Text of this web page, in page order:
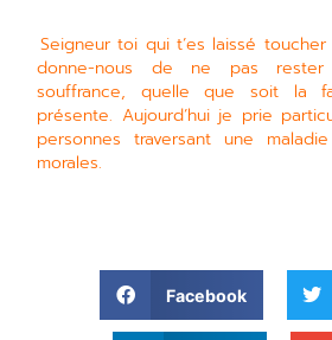
Seigneur toi qui t’es laissé
donne-nous de ne pas
souffrance, quelle que soit la
présente. Aujourd’hui je prie
personnes traversant une
morales.
Facebook